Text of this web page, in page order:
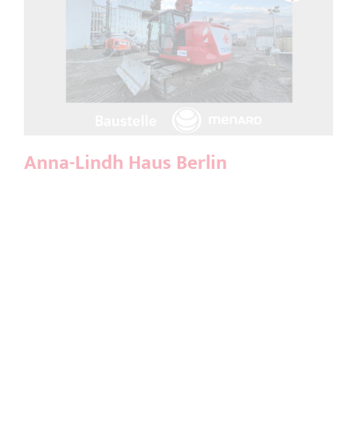
Anna-Lindh Haus Berlin
Anna-Lindh Haus Berlin